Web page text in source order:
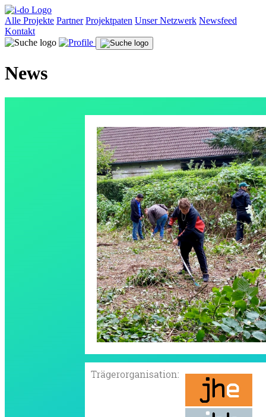
Alle Projekte Partner Projektpaten Unser Netzwerk Newsfeed
Kontakt
News